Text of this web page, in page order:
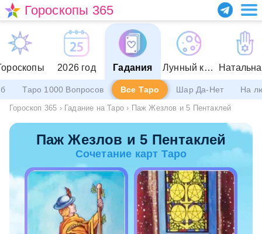
Гороскопы 365
2026 год Гадания Лунный календарь
Таро 1000 Вопросов Все Таро Шар Да-Нет На
Гороскоп 365 › Гадание на Таро › Паж Жезлов и 5 Пентаклей
Паж Жезлов и 5 Пентаклей
Сочетание карт Таро